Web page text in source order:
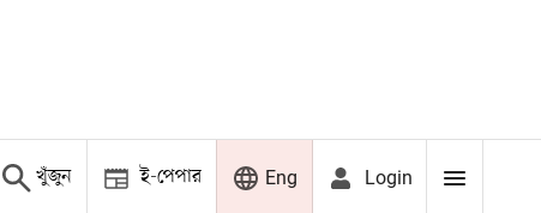
খুঁজুন ই-পেপার Eng Login